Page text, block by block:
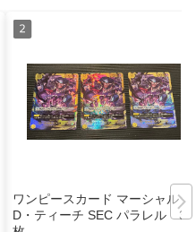
ワンピースカード マーシャル・
D・ティーチ SEC パラレル 3